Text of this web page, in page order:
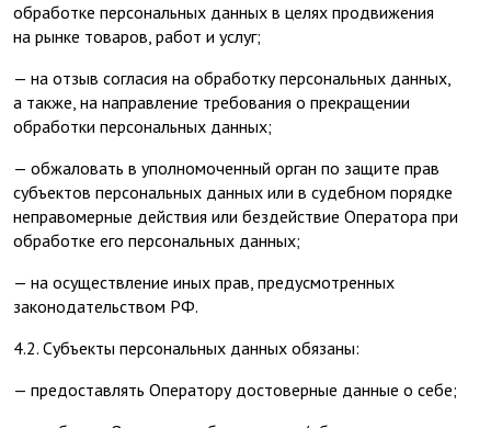
обработке персональных данных в целях продвижения
на рынке товаров, работ и услуг;
— на отзыв согласия на обработку персональных данных,
а также, на направление требования о прекращении
обработки персональных данных;
— обжаловать в уполномоченный орган по защите прав
субъектов персональных данных или в судебном порядке
неправомерные действия или бездействие Оператора при
обработке его персональных данных;
— на осуществление иных прав, предусмотренных
законодательством РФ.
4.2. Субъекты персональных данных обязаны:
— предоставлять Оператору достоверные данные о себе;